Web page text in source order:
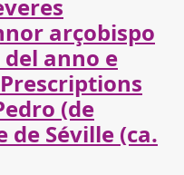
arçobispo
anno e
(de
de Séville (ca.